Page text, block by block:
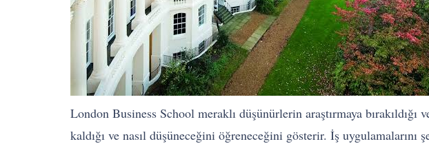
London Business School meraklı düşünürlerin araştırmaya
kaldığı ve nasıl düşüneceğini öğreneceğini gösterir. İş